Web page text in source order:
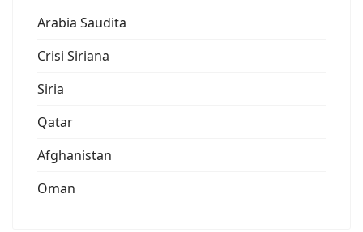
Arabia Saudita
Crisi Siriana
Siria
Qatar
Afghanistan
Oman